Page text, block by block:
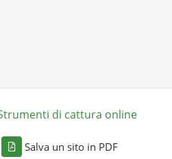
di cattura online
Salva un sito in PDF